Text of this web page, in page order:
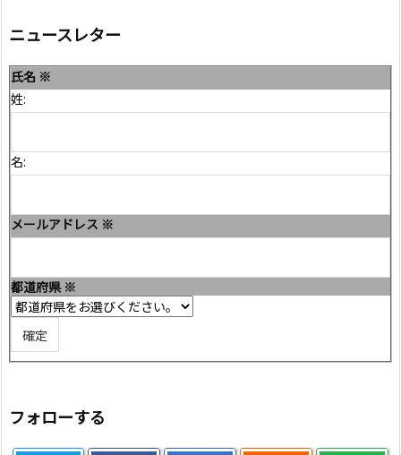
ニュースレター
氏名 ※
姓:
名:
メールアドレス ※
都道府県 ※
フォローする